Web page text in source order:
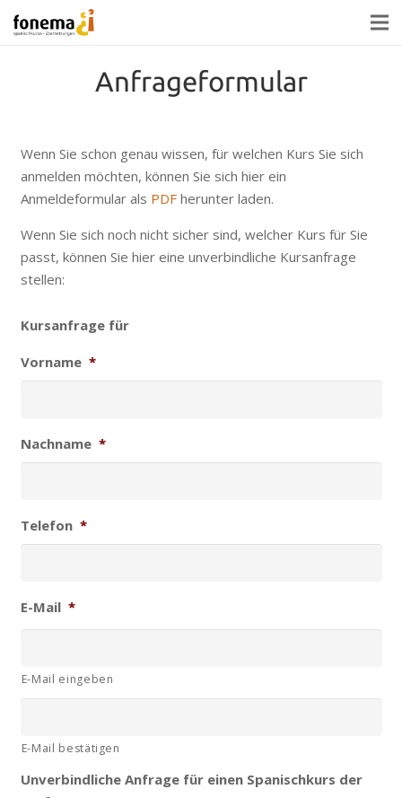
Anfrageformular
Wenn Sie schon genau wissen, für welchen Kurs Sie sich
anmelden möchten, können Sie sich hier ein
Anmeldeformular als PDFherunter laden.
Wenn Sie sich noch nicht sicher sind, welcher Kurs für Sie
passt, können Sie hier eine unverbindliche Kursanfrage
stellen:
Kursanfrage für
Vorname *
Nachname *
Telefon *
E-Mail *
E-Mail eingeben
E-Mail bestätigen
Unverbindliche Anfrage für einen Spanischkurs der